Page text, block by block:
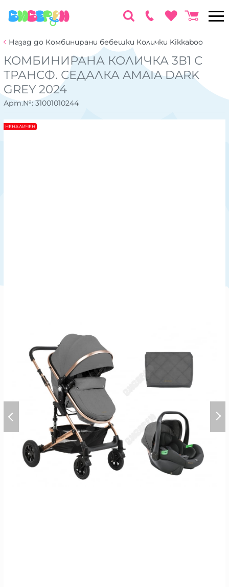
Назад до Комбинирани бебешки Колички Kikkaboo
КОМБИНИРАНА КОЛИЧКА 3В1 С
ТРАНСФ. СЕДАЛКА AMAIA DARK
GREY 2024
Арт.№:31001010244
НЕНАЛИЧЕН